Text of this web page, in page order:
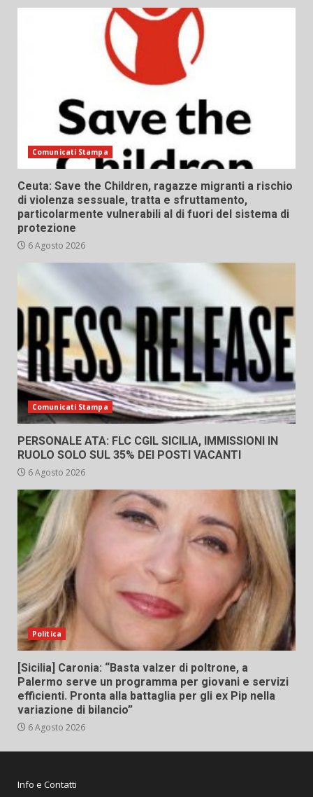
Comunicati Stampa
Ceuta: Save the Children, ragazze migranti a rischio
di violenza sessuale, tratta e sfruttamento,
particolarmente vulnerabili al di fuori del sistema di
protezione
6 Agosto 2026
Comunicati Stampa
PERSONALE ATA: FLC CGIL SICILIA, IMMISSIONI IN
RUOLO SOLO SUL 35% DEI POSTI VACANTI
6 Agosto 2026
Politica
[Sicilia] Caronia: “Basta valzer di poltrone, a
Palermo serve un programma per giovani e servizi
efficienti. Pronta alla battaglia per gli ex Pip nella
variazione di bilancio”
6 Agosto 2026
Info e Contatti